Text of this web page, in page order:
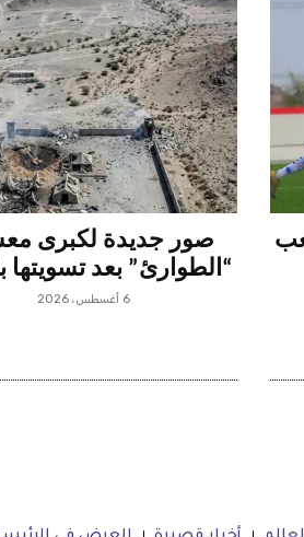
صور جديدة لكبرى
“الطوارئ” بعد تسويتها
6 أغسطس، 2026